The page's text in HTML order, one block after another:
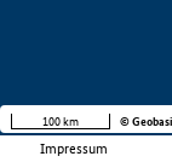
Impressum
100 km ©